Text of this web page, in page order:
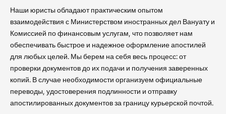
Наши юристы обладают практическим опытом
взаимодействия с Министерством иностранных дел Вануату и
Комиссией по финансовым услугам, что позволяет нам
обеспечивать быстрое и надежное оформление апостилей
для любых целей. Мы берем на себя весь процесс: от
проверки документов до их подачи и получения заверенных
копий. В случае необходимости организуем официальные
переводы, удостоверения подлинности и отправку
апостилированных документов за границу курьерской почтой.